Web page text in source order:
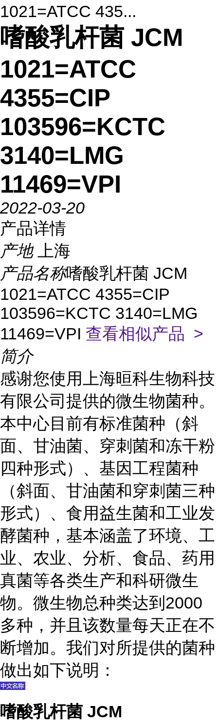
1021=ATCC 435...
嗜酸乳杆菌 JCM
1021=ATCC
4355=CIP
103596=KCTC
3140=LMG
11469=VPI
2022-03-20
产品详情
产地
上海
产品名称嗜酸乳杆菌 JCM
1021=ATCC 4355=CIP
103596=KCTC 3140=LMG
11469=VPI 查看相似产品 >
简介
感谢您使用上海晅科生物科技
有限公司提供的微生物菌种。
本中心目前有标准菌种（斜
面、甘油菌、穿刺菌和冻干粉
四种形式）、基因工程菌种
（斜面、甘油菌和穿刺菌三种
形式）、食用益生菌和工业发
酵菌种，基本涵盖了环境、工
业、农业、分析、食品、药用
真菌等各类生产和科研微生
物。微生物总种类达到2000
多种，并且该数量每天正在不
断增加。我们对所提供的菌种
做出如下说明：
嗜酸乳杆菌 JCM